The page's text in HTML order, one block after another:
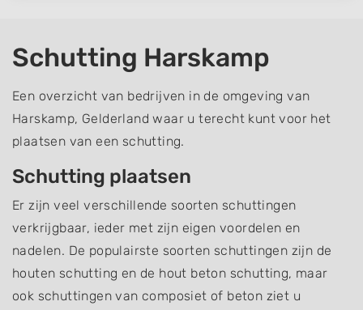
Schutting Harskamp
Een overzicht van bedrijven in de omgeving van
Harskamp, Gelderland waar u terecht kunt voor het
plaatsen van een schutting.
Schutting plaatsen
Er zijn veel verschillende soorten schuttingen
verkrijgbaar, ieder met zijn eigen voordelen en
nadelen. De populairste soorten schuttingen zijn de
houten schutting en de hout beton schutting, maar
ook schuttingen van composiet of beton ziet u